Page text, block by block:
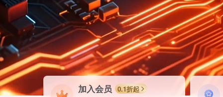
加入会员 0.1折起